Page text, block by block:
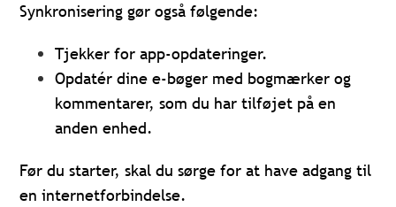
Synkronisering gør også følgende:
Tjekker for app-opdateringer.
Opdatér dine e-bøger med bogmærker og
kommentarer, som du har tilføjet på en
anden enhed.
Før du starter, skal du sørge for at have adgang til
en internetforbindelse.